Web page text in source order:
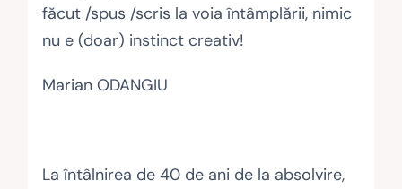
făcut /spus /scris la voia întâmplării, nimic
nu e (doar) instinct creativ!
Marian ODANGIU
La întâlnirea de 40 de ani de la absolvire,